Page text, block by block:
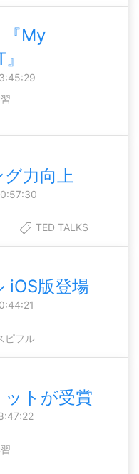
『My
力向上
TED TALKS
iOS版登場
ピフル
トが受賞